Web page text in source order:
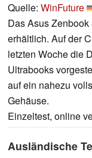
Quelle: WinFuture
Das Asus
erhältlich. Auf der
letzten Woche die
Ultrabooks
auf ein nahezu
Gehäuse.
Einzeltest, online
Ausländische